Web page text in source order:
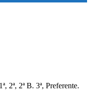
2ª, 2ª B. 3ª, Preferente.